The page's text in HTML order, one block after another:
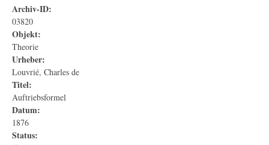
Archiv-ID:
03820
Objekt:
Theorie
Urheber:
Louvrié, Charles de
Titel:
Auftriebsformel
Datum:
1876
Status: